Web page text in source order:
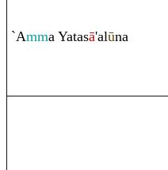
`Amma Yatasā'alūna